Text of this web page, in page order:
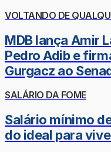
VOLTANDO DE
MDB lança Amir
Pedro Adib e
Gurgacz ao
SALÁRIO DA FOME
Salário mínimo
do ideal para